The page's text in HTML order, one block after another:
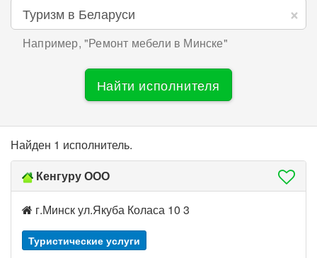
×
Например, "Ремонт мебели в Минске"
Найти исполнителя
Найден 1 исполнитель.
Кенгуру ООО
г.Минск ул.Якуба Коласа 10 3
Туристические услуги